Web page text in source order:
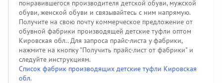
понравившегося производителя детской обуви, мужской
обуви, женской обуви и связывайтесь с ним напрямую.
Получите на свою почту коммерческое предложение от
обувной фабрики производящей детские туфли оптом
Кировская обл.. Для запроса прайс-листа у фабрики,
нажмите на кнопку "Получить прайс-лист от фабрики" и
следуйте инструкциям.
Список фабрик производящих детские туфли Кировская
обл.